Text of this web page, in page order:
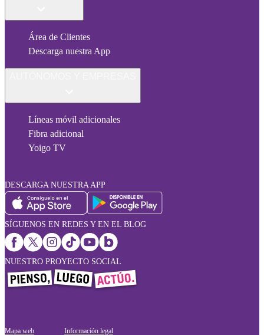
Área de Clientes
Descarga nuestra App
Líneas móvil adicionales
Fibra adicional
Yoigo TV
DESCARGA NUESTRA APP
SÍGUENOS EN REDES Y EN EL BLOG
NUESTRO PROYECTO SOCIAL
Mapa web Información legal